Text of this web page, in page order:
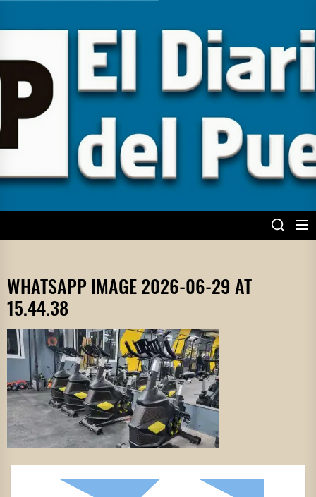
content
EL DIARIO DEL
PUEBLO
WHATSAPP IMAGE 2026-06-29 AT
15.44.38